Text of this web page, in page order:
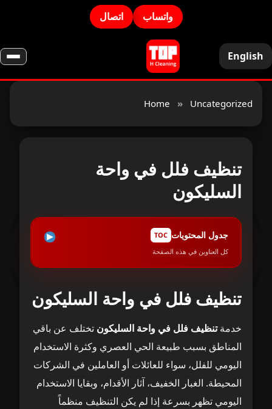
واتساب اتصال
English
Home » Uncategorized
تنظيف فلل في واحة
السليكون
جدول المحتويات TOC
كل العناوين في هذه الصفحة
خاص؟
ماذا يشمل تنظيف فلل في واحة السليكون؟
تجهيز بسيط قبل بدء تنظيف الفيلا
4 نغطي جميع مناطق الإمارات
تنظيف فلل في واحة السليكون
خدمةتنظيف فلل في واحة السليكون تختلف عن باقي
المناطق بسبب طبيعة الحي العصري وكثرة الاستخدام
اليومي للفلل، سواء للعائلات أو العاملين في الشركات
المحيطة. الغبار الخفيف، آثار الأقدام، وبقايا الاستخدام
اليومي تظهر بسرعة إذا لم يكن التنظيف منظماً